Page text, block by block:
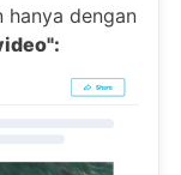
hanya dengan